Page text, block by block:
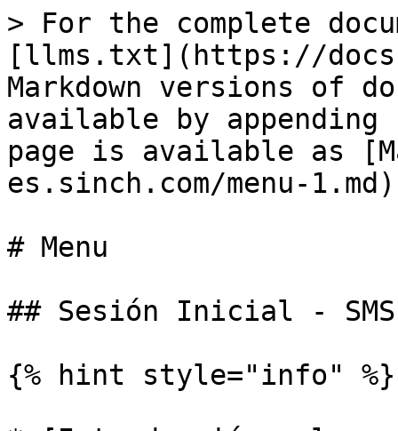
> For the complete
[llms.txt](https://
Markdown versions of
available by
page is available as
es.sinch.com/menu-
# Menu
## Sesión Inicial - SMS
{% hint style="info" %}